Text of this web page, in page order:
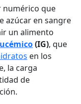
numérico que
azúcar en sangre
un alimento
(IG), que
en los
la carga
de